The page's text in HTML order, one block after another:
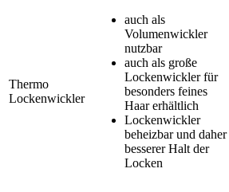
Thermo
Lockenwickler
auch als
Volumenwickler
nutzbar
auch als große
Lockenwickler für
besonders feines
Haar erhältlich
Lockenwickler
beheizbar und daher
besserer Halt der
Locken